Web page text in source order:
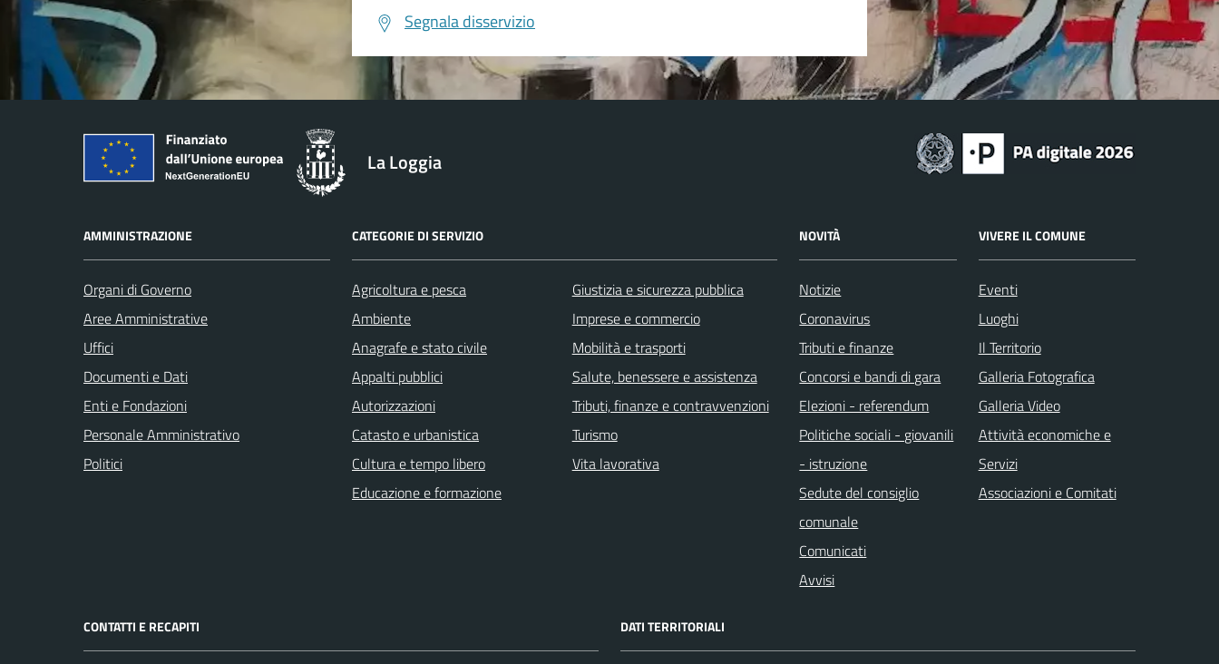
Segnala disservizio
La Loggia
AMMINISTRAZIONE
Organi di Governo
Aree Amministrative
Uffici
Documenti e Dati
Enti e Fondazioni
Personale Amministrativo
Politici
CATEGORIE DI SERVIZIO
Agricoltura e pesca
Ambiente
Anagrafe e stato civile
Appalti pubblici
Autorizzazioni
Catasto e urbanistica
Cultura e tempo libero
Educazione e formazione
Giustizia e sicurezza pubblica
Imprese e commercio
Mobilità e trasporti
Salute, benessere e assistenza
Tributi, finanze e contravvenzioni
Turismo
Vita lavorativa
NOVITÀ
Notizie
Coronavirus
Tributi e finanze
Concorsi e bandi di gara
Elezioni - referendum
Politiche sociali - giovanili
- istruzione
Sedute del consiglio
comunale
Comunicati
Avvisi
VIVERE IL COMUNE
Eventi
Luoghi
Il Territorio
Galleria Fotografica
Galleria Video
Attività economiche e
Servizi
Associazioni e Comitati
CONTATTI E RECAPITI DATI TERRITORIALI